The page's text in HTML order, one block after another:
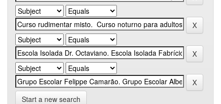
Start a new search